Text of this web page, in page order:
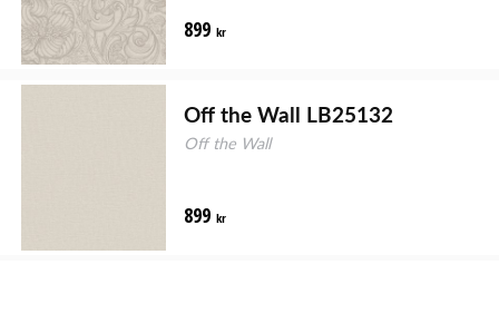
899 kr
Off the Wall LB25132
Off the Wall
899 kr